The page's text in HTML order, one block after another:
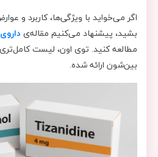
اگر می‌خواید با ویژگی‌ها، کاربرد و
بشید، پیشنهاد می‌کنیم مقاله‌ی
مطالعه کنید. توی اون، لیست کامل‌تری
بین‌شون ارائه شده.